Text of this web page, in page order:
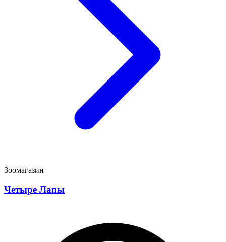
Зоомагазин
Четыре Лапы